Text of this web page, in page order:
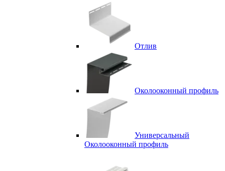
Отлив
Околооконный профиль
Универсальный
Околооконный профиль